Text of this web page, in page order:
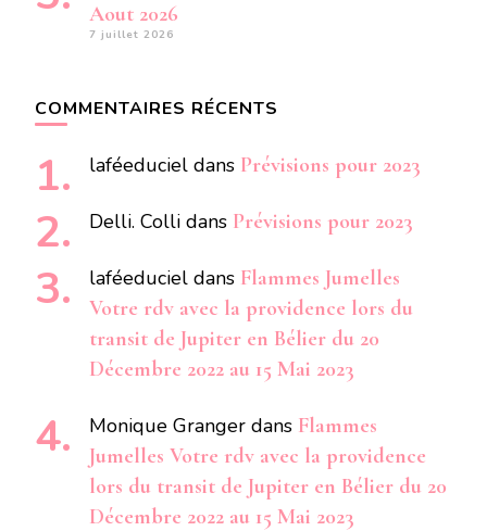
Aout 2026
7 juillet 2026
COMMENTAIRES RÉCENTS
laféeduciel dans Prévisions pour 2023
Delli. Colli dans Prévisions pour 2023
laféeduciel dans Flammes Jumelles
Votre rdv avec la providence lors du
transit de Jupiter en Bélier du 20
Décembre 2022 au 15 Mai 2023
Monique Granger dans Flammes
Jumelles Votre rdv avec la providence
lors du transit de Jupiter en Bélier du 20
Décembre 2022 au 15 Mai 2023